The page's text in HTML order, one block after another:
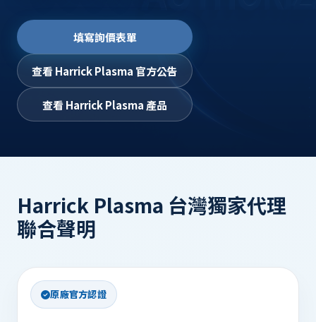
填寫詢價表單
查看 Harrick Plasma 官方公告
查看 Harrick Plasma 產品
Harrick Plasma 台灣獨家代理
聯合聲明
原廠官方認證